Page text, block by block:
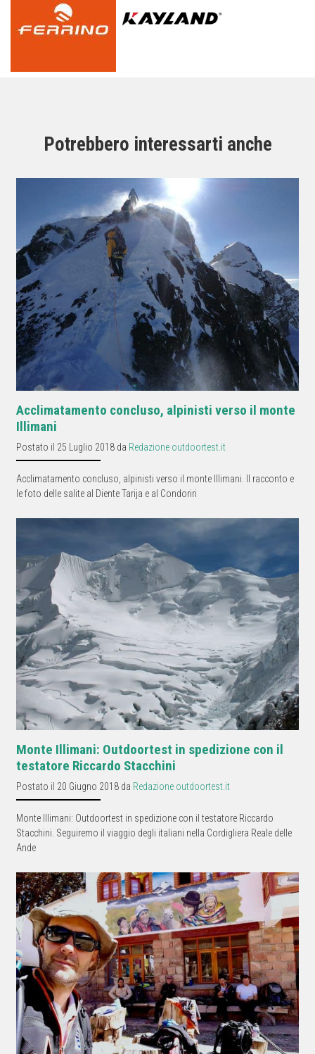
Potrebbero interessarti anche
Acclimatamento concluso, alpinisti verso il monte
Illimani
Postato il 25 Luglio 2018 da Redazione outdoortest.it
Acclimatamento concluso, alpinisti verso il monte Illimani. Il racconto e
le foto delle salite al Diente Tarija e al Condoriri
Monte Illimani: Outdoortest in spedizione con il
testatore Riccardo Stacchini
Postato il 20 Giugno 2018 da Redazione outdoortest.it
Monte Illimani: Outdoortest in spedizione con il testatore Riccardo
Stacchini. Seguiremo il viaggio degli italiani nella Cordigliera Reale delle
Ande